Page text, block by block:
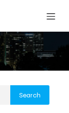
Search